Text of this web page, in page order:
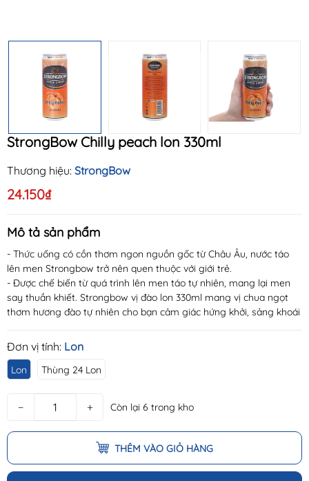
StrongBow Chilly peach lon 330ml
Thương hiệu: StrongBow
24.150₫
Mô tả sản phẩm
- Thức uống có cồn thơm ngon nguồn gốc từ Châu Âu, nước táo
lên men Strongbow trở nên quen thuộc với giới trẻ.
- Được chế biến từ quá trình lên men táo tự nhiên, mang lại men
say thuần khiết. Strongbow vị đào lon 330ml mang vị chua ngọt
thơm hương đào tự nhiên cho bạn cảm giác hứng khởi, sảng khoái
Đơn vị tính: Lon
Lon Thùng 24 Lon
− + Còn lại 6 trong kho
THÊM VÀO GIỎ HÀNG
Điều kiện: